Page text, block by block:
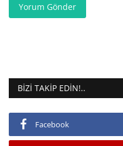
Yorum Gönder
BIZI TAKIP EDIN!..
Facebook